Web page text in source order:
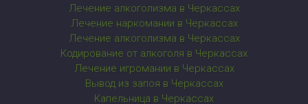
Лечение алкоголизма в Черкассах
Лечение наркомании в Черкассах
Лечение алкоголизма в Черкассах
Кодирование от алкоголя в Черкассах
Лечение игромании в Черкассах
Вывод из запоя в Черкассах
Капельница в Черкассах